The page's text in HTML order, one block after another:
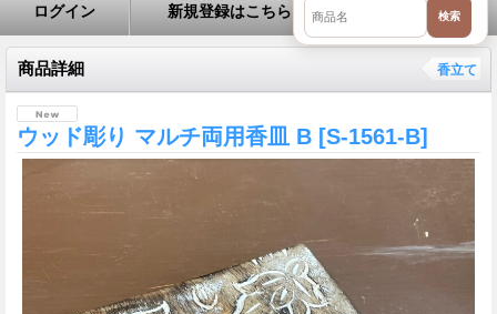
ログイン 新規登録はこちら お問い合せ
商品詳細 香立て
ウッド彫り マルチ両用香皿 B [S-1561-B]
検索